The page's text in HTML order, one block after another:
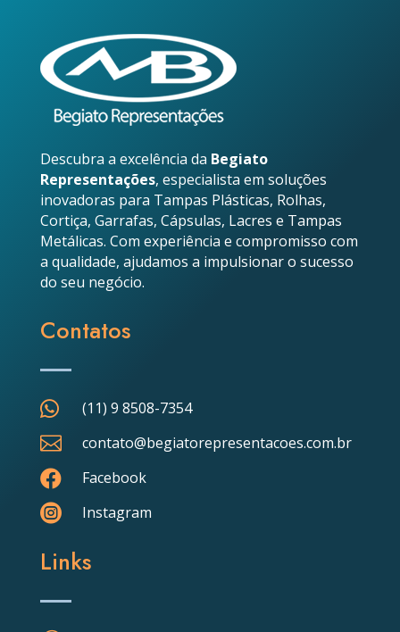
Descubra a excelência da Begiato
Representações, especialista em soluções
inovadoras para Tampas Plásticas, Rolhas,
Cortiça, Garrafas, Cápsulas, Lacres e Tampas
Metálicas. Com experiência e compromisso com
a qualidade, ajudamos a impulsionar o sucesso
do seu negócio.
Contatos
 (11) 9 8508-7354
 contato@begiatorepresentacoes.com.br
 Facebook
 Instagram
Links